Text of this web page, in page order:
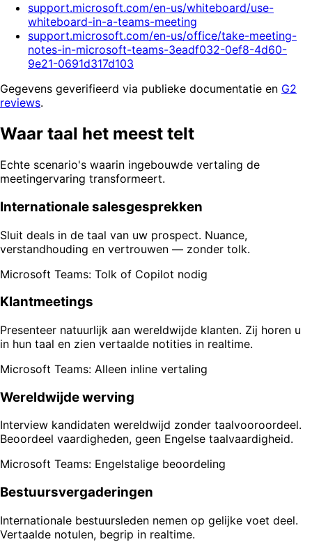
support.microsoft.com/en-us/whiteboard/use-
whiteboard-in-a-teams-meeting
support.microsoft.com/en-us/office/take-meeting-
notes-in-microsoft-teams-3eadf032-0ef8-4d60-
9e21-0691d317d103
Gegevens geverifieerd via publieke documentatie en G2
reviews.
Waar taal het meest telt
Echte scenario's waarin ingebouwde vertaling de
meetingervaring transformeert.
Internationale salesgesprekken
Sluit deals in de taal van uw prospect. Nuance,
verstandhouding en vertrouwen — zonder tolk.
Microsoft Teams: Tolk of Copilot nodig
Klantmeetings
Presenteer natuurlijk aan wereldwijde klanten. Zij horen u
in hun taal en zien vertaalde notities in realtime.
Microsoft Teams: Alleen inline vertaling
Wereldwijde werving
Interview kandidaten wereldwijd zonder taalvooroordeel.
Beoordeel vaardigheden, geen Engelse taalvaardigheid.
Microsoft Teams: Engelstalige beoordeling
Bestuursvergaderingen
Internationale bestuursleden nemen op gelijke voet deel.
Vertaalde notulen, begrip in realtime.